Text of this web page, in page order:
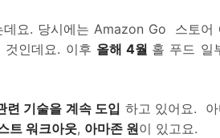
요. 당시에는 Amazon Go 스토어
인데요. 이후 올해 4월 홀 푸드 일
련 기술을 계속 도입 하고 있어요.
트 워크아웃, 아마존 원이 있고요.